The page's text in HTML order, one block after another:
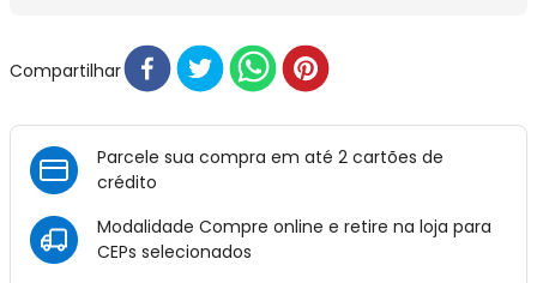
Compartilhar
Parcele sua compra em até 2 cartões de
crédito
Modalidade Compre online e retire na loja para
CEPs selecionados